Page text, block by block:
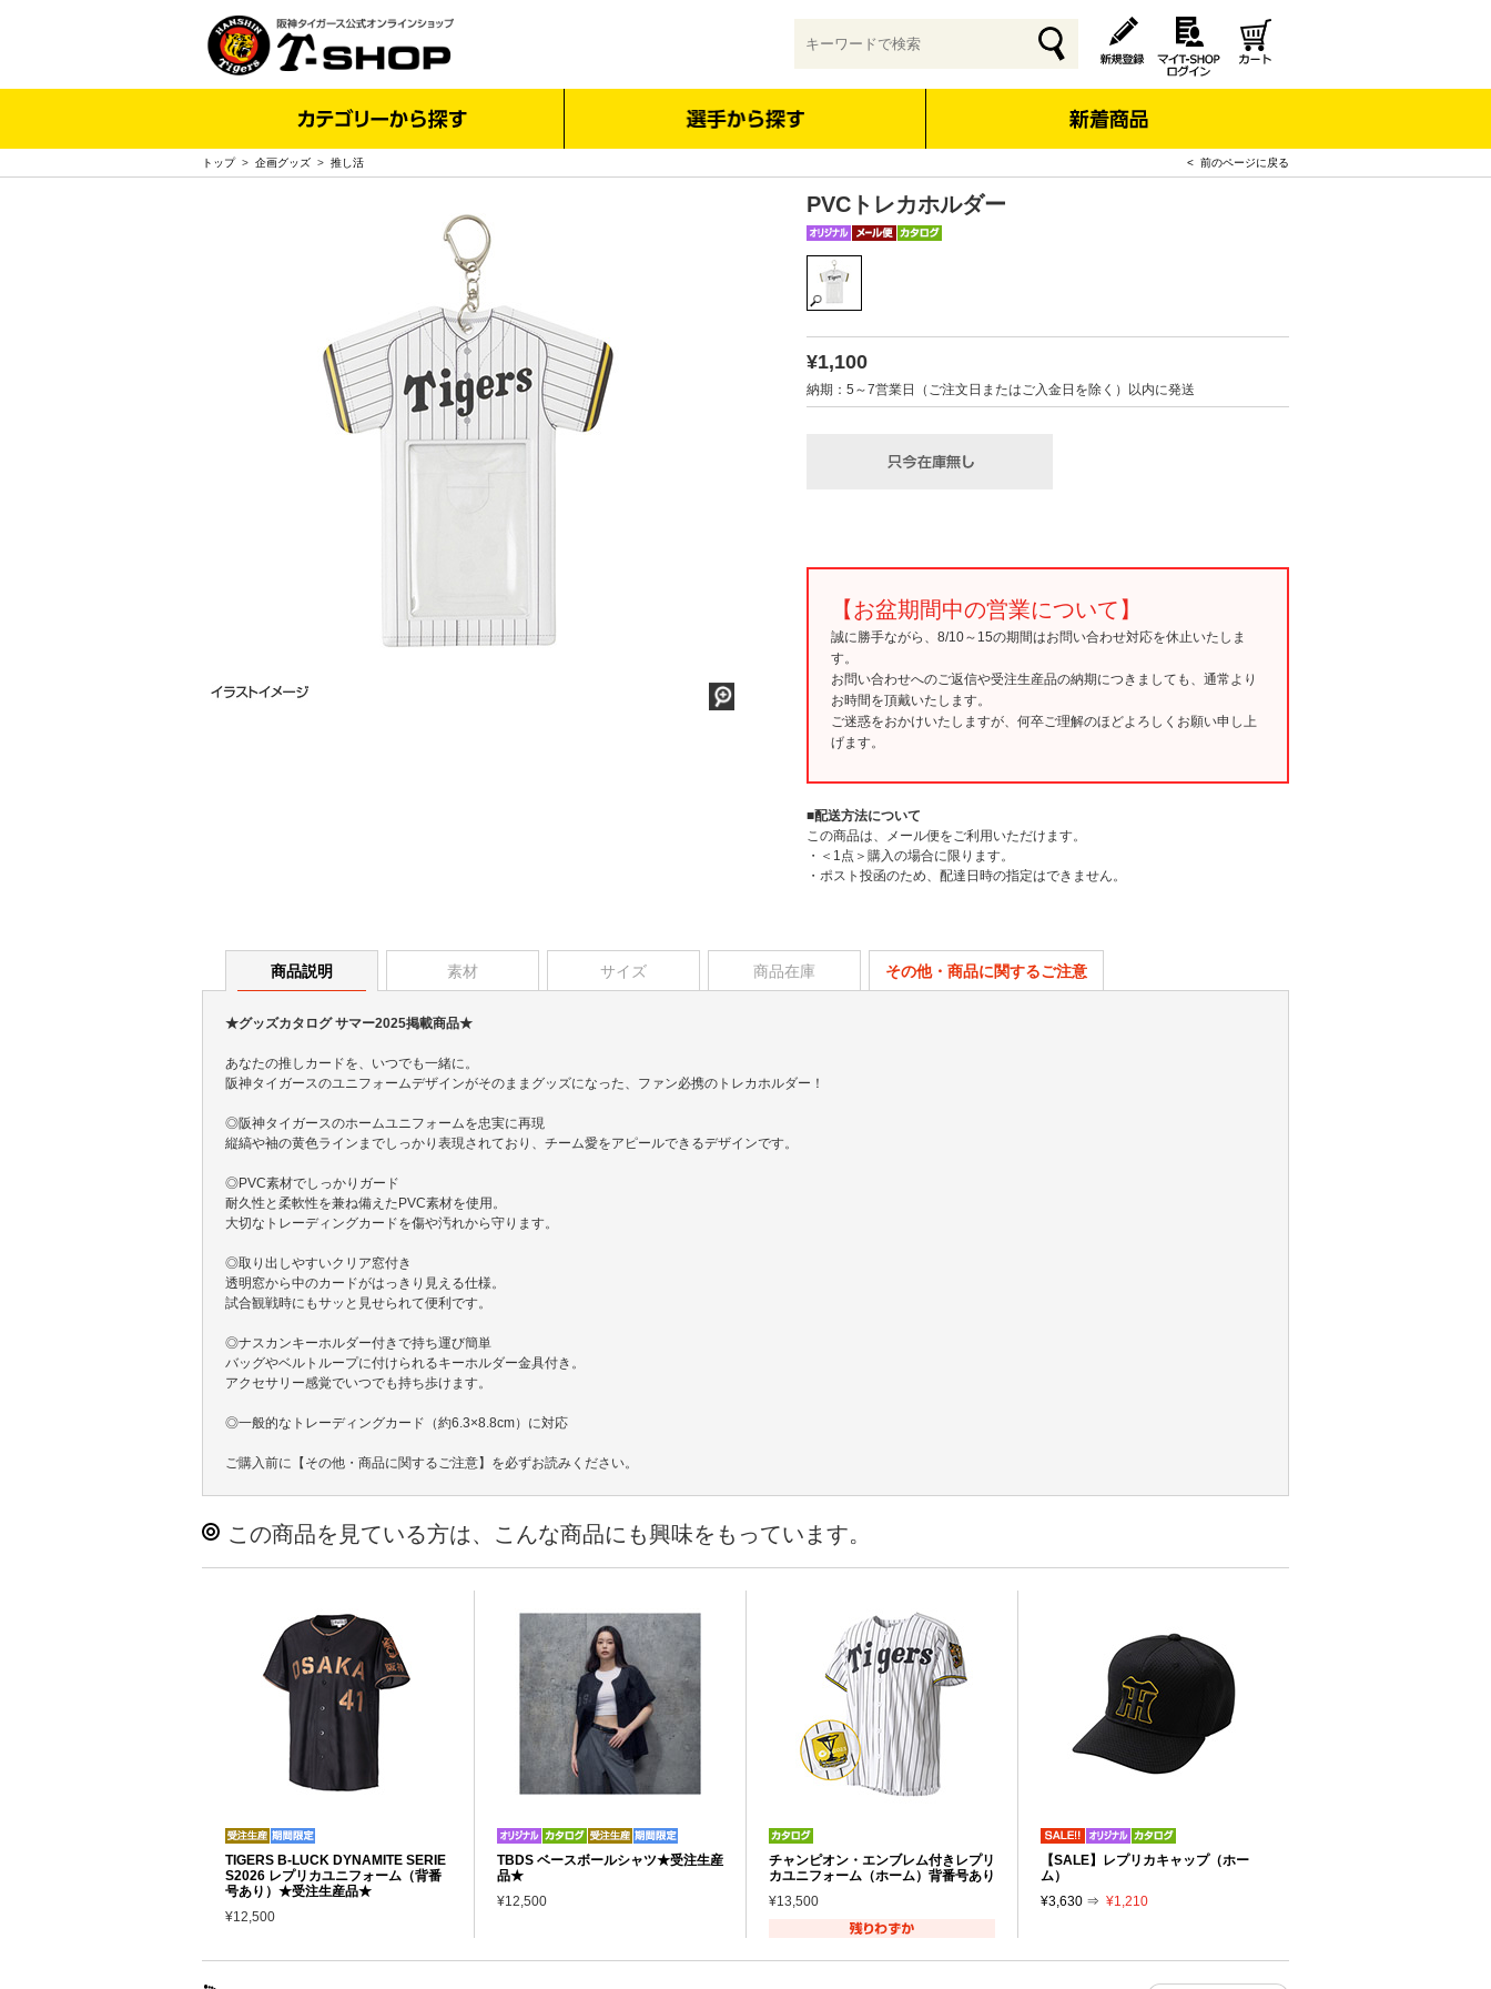
トップ> 企画グッズ > 推し活 < 前のページに戻る
PVCトレカホルダー
¥1,100
納期：5～7営業日（ご注文日またはご入金日を除く）以内に発送
【お盆期間中の営業について】
誠に勝手ながら、8/10～15の期間はお問い合わせ対応を休止いたしま
す。
お問い合わせへのご返信や受注生産品の納期につきましても、通常より
お時間を頂戴いたします。
ご迷惑をおかけいたしますが、何卒ご理解のほどよろしくお願い申し上
げます。
■配送方法について
この商品は、メール便をご利用いただけます。
・＜1点＞購入の場合に限ります。
・ポスト投函のため、配達日時の指定はできません。
商品説明 素材 サイズ 商品在庫 その他・商品に関するご注意
★グッズカタログ サマー2025掲載商品★
あなたの推しカードを、いつでも一緒に。
阪神タイガースのユニフォームデザインがそのままグッズになった、ファン必携のトレカホルダー！
◎阪神タイガースのホームユニフォームを忠実に再現
縦縞や袖の黄色ラインまでしっかり表現されており、チーム愛をアピールできるデザインです。
◎PVC素材でしっかりガード
耐久性と柔軟性を兼ね備えたPVC素材を使用。
大切なトレーディングカードを傷や汚れから守ります。
◎取り出しやすいクリア窓付き
透明窓から中のカードがはっきり見える仕様。
試合観戦時にもサッと見せられて便利です。
◎ナスカンキーホルダー付きで持ち運び簡単
バッグやベルトループに付けられるキーホルダー金具付き。
アクセサリー感覚でいつでも持ち歩けます。
◎一般的なトレーディングカード（約6.3×8.8cm）に対応
ご購入前に【その他・商品に関するご注意】を必ずお読みください。
この商品を見ている方は、こんな商品にも興味をもっています。
TIGERS B-LUCK DYNAMITE SERIE
S2026 レプリカユニフォーム（背番
号あり）★受注生産品★
¥12,500
TBDS ベースボールシャツ★受注生産
品★
¥12,500
チャンピオン・エンブレム付きレプリ
カユニフォーム（ホーム）背番号あり
¥13,500
【SALE】レプリカキャップ（ホー
ム）
¥3,630 ⇒ ¥1,210